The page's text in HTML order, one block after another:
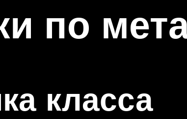
по
класса